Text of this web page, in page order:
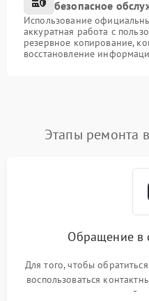
безопасное
Использование
аккуратная работа с
резервное копирование,
восстановление
Этапы ремонта
Обращение в
Для того, чтобы
воспользоваться
или оставить свой